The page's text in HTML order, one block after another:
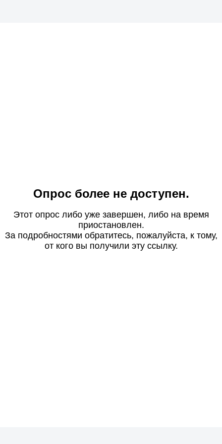
Опрос более не доступен.
Этот опрос либо уже завершен, либо на время
приостановлен.
За подробностями обратитесь, пожалуйста, к тому,
от кого вы получили эту ссылку.